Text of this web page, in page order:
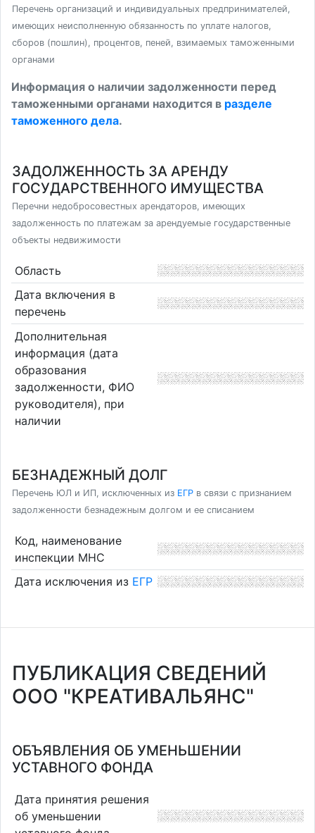
Перечень организаций и индивидуальных предпринимателей,
имеющих неисполненную обязанность по уплате налогов,
сборов (пошлин), процентов, пеней, взимаемых таможенными
органами
Информация о наличии задолженности перед
таможенными органами находится в разделе
таможенного дела.
ЗАДОЛЖЕННОСТЬ ЗА АРЕНДУ
ГОСУДАРСТВЕННОГО ИМУЩЕСТВА
Перечни недобросовестных арендаторов, имеющих
задолженность по платежам за арендуемые государственные
объекты недвижимости
Область
Дата включения в
перечень
Дополнительная
информация (дата
образования
задолженности, ФИО
руководителя), при
наличии
БЕЗНАДЕЖНЫЙ ДОЛГ
Перечень ЮЛ и ИП, исключенных из ЕГР в связи с признанием
задолженности безнадежным долгом и ее списанием
Код, наименование
инспекции МНС
Дата исключения из ЕГР
ПУБЛИКАЦИЯ СВЕДЕНИЙ
ООО "КРЕАТИВАЛЬЯНС"
ОБЪЯВЛЕНИЯ ОБ УМЕНЬШЕНИИ
УСТАВНОГО ФОНДА
Дата принятия решения
об уменьшении